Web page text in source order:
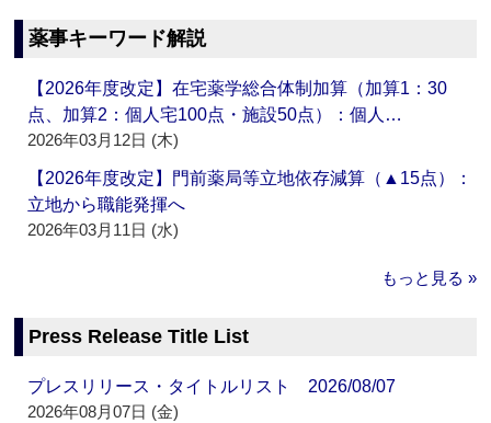
薬事キーワード解説
【2026年度改定】在宅薬学総合体制加算（加算1：30
点、加算2：個人宅100点・施設50点）：個人…
2026年03月12日 (木)
【2026年度改定】門前薬局等立地依存減算（▲15点）：
立地から職能発揮へ
2026年03月11日 (水)
もっと見る »
Press Release Title List
プレスリリース・タイトルリスト 2026/08/07
2026年08月07日 (金)